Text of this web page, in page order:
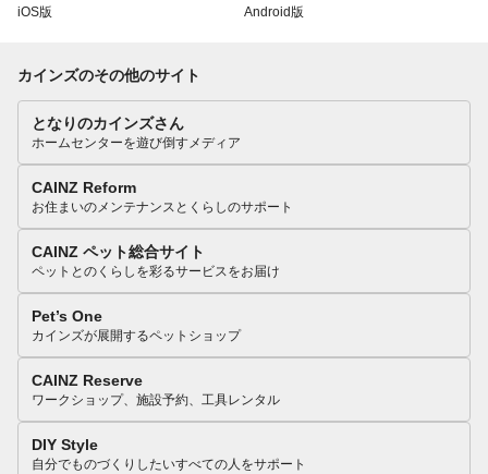
iOS版 Android版
カインズのその他のサイト
となりのカインズさん
ホームセンターを遊び倒すメディア
CAINZ Reform
お住まいのメンテナンスとくらしのサポート
CAINZ ペット総合サイト
ペットとのくらしを彩るサービスをお届け
Pet’s One
カインズが展開するペットショップ
CAINZ Reserve
ワークショップ、施設予約、工具レンタル
DIY Style
自分でものづくりしたいすべての人をサポート